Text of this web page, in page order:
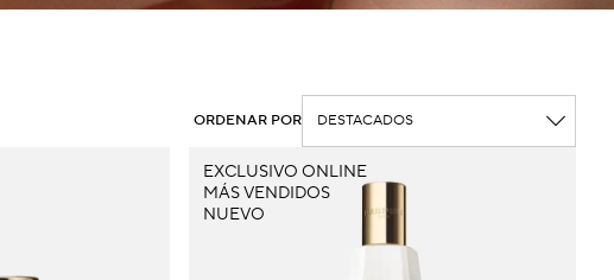
ORDENAR POR
EXCLUSIVO ONLINE
MÁS VENDIDOS
NUEVO